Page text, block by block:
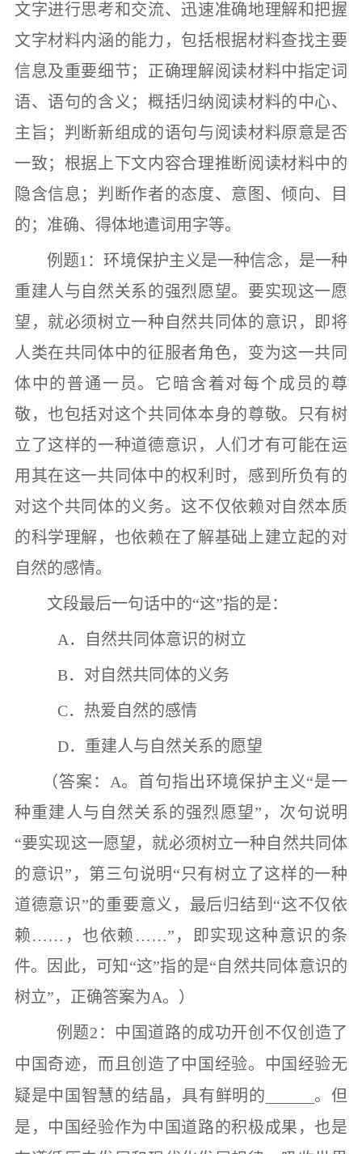
文字进行思考和交流、迅速准确地理解和把握
文字材料内涵的能力，包括根据材料查找主要
信息及重要细节；正确理解阅读材料中指定词
语、语句的含义；概括归纳阅读材料的中心、
主旨；判断新组成的语句与阅读材料原意是否
一致；根据上下文内容合理推断阅读材料中的
隐含信息；判断作者的态度、意图、倾向、目
的；准确、得体地遣词用字等。
例题1 ：环境保护主义是一种信念，是一种
重建人与自然关系的强烈愿望。要实现这一愿
望，就必须树立一种自然共同体的意识，即将
人类在共同体中的征服者角色，变为这一共同
体中的普通一员。它暗含着对每个成员的尊
敬，也包括对这个共同体本身的尊敬。只有树
立了这样的一种道德意识，人们才有可能在运
用其在这一共同体中的权利时，感到所负有的
对这个共同体的义务。这不仅依赖对自然本质
的科学理解，也依赖在了解基础上建立起的对
自然的感情。
文段最后一句话中的“这”指的是：
A．自然共同体意识的树立
B．对自然共同体的义务
C．热爱自然的感情
D．重建人与自然关系的愿望
（答案：
A。首句指出环境保护主义“是一
种重建人与自然关系的强烈愿望” ，次句说明
“要实现这一愿望，就必须树立一种自然共同体
的意识” ，第三句说明 “ 只有树立了这样的一种
道德意识”的重要意义，最后归结到 “这不仅依
赖 …… ，也依赖 ……” ，即实现这种意识的条
件。因此，可知 “这”指的是“ 自然共同体意识的
树立”，正确答案为A。）
例题2 ： 中国道路的成功开创不仅创造了
中国奇迹，而且创造了中国经验。中国经验无
疑是中国智慧的结晶，具有鲜明的
。但
是，中国经验作为中国道路的积极成果，也是